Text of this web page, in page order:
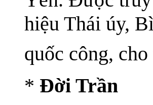
hiệu Thái úy,
quốc công,
* Đời Trần